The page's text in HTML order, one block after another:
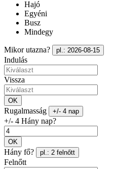
Hajó
Egyéni
Busz
Mindegy
Mikor utazna? pl.: 2026-08-15
Indulás
Vissza
OK
Rugalmasság +/- 4 nap
+/- 4 Hány nap?
OK
Hány fő? pl.: 2 felnőtt
Felnőtt